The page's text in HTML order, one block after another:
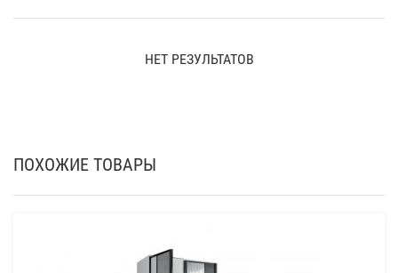
НЕТ РЕЗУЛЬТАТОВ
ПОХОЖИЕ ТОВАРЫ